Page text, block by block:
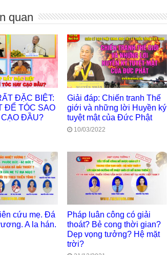
quan
ĐẶC BIỆT:
ĐỂ TÓC SAO
ĐẦU?
Giải đáp: Chiến tranh Thế
giới và những lời Huyền ký
tuyệt mật của Đức Phật
10/03/2022
cứu mẹ. Đá
A la hán.
Pháp luân công có giải
thoát? Bẻ cong thời gian?
Dẹp vọng tưởng? Hệ mặt
trời?